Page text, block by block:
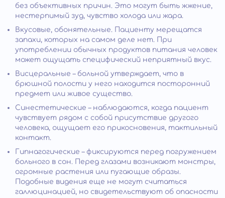
без объективных причин. Это могут быть жжение,
нестерпимый зуд, чувство холода или жара.
Вкусовые, обонятельные. Пациенту мерещатся
запахи, которых на самом деле нет. При
употреблении обычных продуктов питания человек
может ощущать специфический неприятный вкус.
Висцеральные – больной утверждает, что в
брюшной полости у него находится посторонний
предмет или живое существо.
Синестетические – наблюдаются, когда пациент
чувствует рядом с собой присутствие другого
человека, ощущает его прикосновения, тактильный
контакт.
Гипнагогические – фиксируются перед погружением
больного в сон. Перед глазами возникают монстры,
огромные растения или пугающие образы.
Подобные видения еще не могут считаться
галлюцинацией, но свидетельствуют об опасности